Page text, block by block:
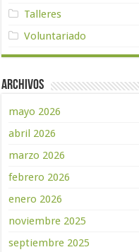
Talleres
Voluntariado
Archivos
mayo 2026
abril 2026
marzo 2026
febrero 2026
enero 2026
noviembre 2025
septiembre 2025